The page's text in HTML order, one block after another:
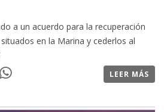
a un acuerdo para la recuperación
en la Marina y cederlos al
LEER MÁS